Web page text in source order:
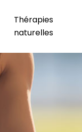
Thérapies
naturelles